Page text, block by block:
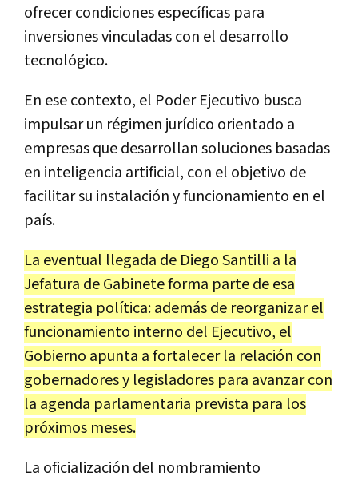
ofrecer condiciones específicas para
inversiones vinculadas con el desarrollo
tecnológico.
En ese contexto, el Poder Ejecutivo busca
impulsar un régimen jurídico orientado a
empresas que desarrollan soluciones basadas
en inteligencia artificial, con el objetivo de
facilitar su instalación y funcionamiento en el
país.
La eventual llegada de Diego Santilli a la
Jefatura de Gabinete forma parte de esa
estrategia política: además de reorganizar el
funcionamiento interno del Ejecutivo, el
Gobierno apunta a fortalecer la relación con
gobernadores y legisladores para avanzar con
la agenda parlamentaria prevista para los
próximos meses.
La oficialización del nombramiento